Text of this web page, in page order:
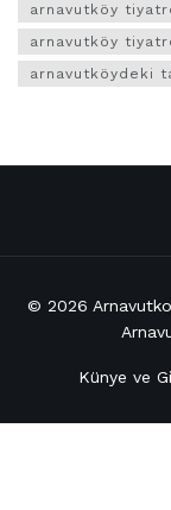
arnavutköy
arnavutköy
arnavutköydeki
© 2026
Künye ve